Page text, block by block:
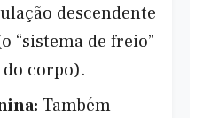
descendente
“sistema de freio”
corpo).
Também